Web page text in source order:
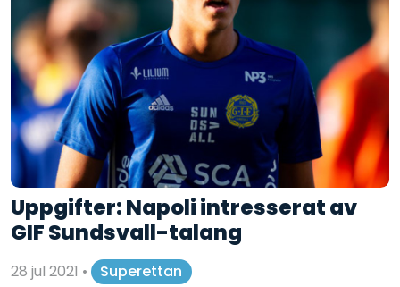
Uppgifter: Napoli intresserat av
GIF Sundsvall-talang
28 jul 2021 •
Superettan